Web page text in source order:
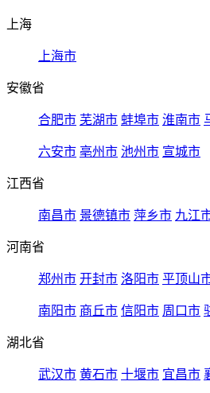
上海
上海市
安徽省
合肥市 芜湖市 蚌埠市 淮南市
六安市 亳州市 池州市 宣城市
江西省
南昌市 景德镇市 萍乡市 九江
河南省
郑州市 开封市 洛阳市 平顶山
南阳市 商丘市 信阳市 周口市
湖北省
武汉市 黄石市 十堰市 宜昌市